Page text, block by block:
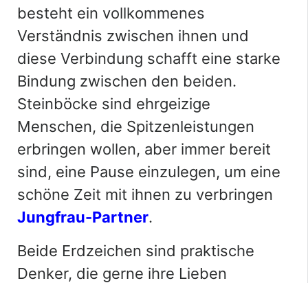
besteht ein vollkommenes
Verständnis zwischen ihnen und
diese Verbindung schafft eine starke
Bindung zwischen den beiden.
Steinböcke sind ehrgeizige
Menschen, die Spitzenleistungen
erbringen wollen, aber immer bereit
sind, eine Pause einzulegen, um eine
schöne Zeit mit ihnen zu verbringen
Jungfrau-Partner.
Beide Erdzeichen sind praktische
Denker, die gerne ihre Lieben